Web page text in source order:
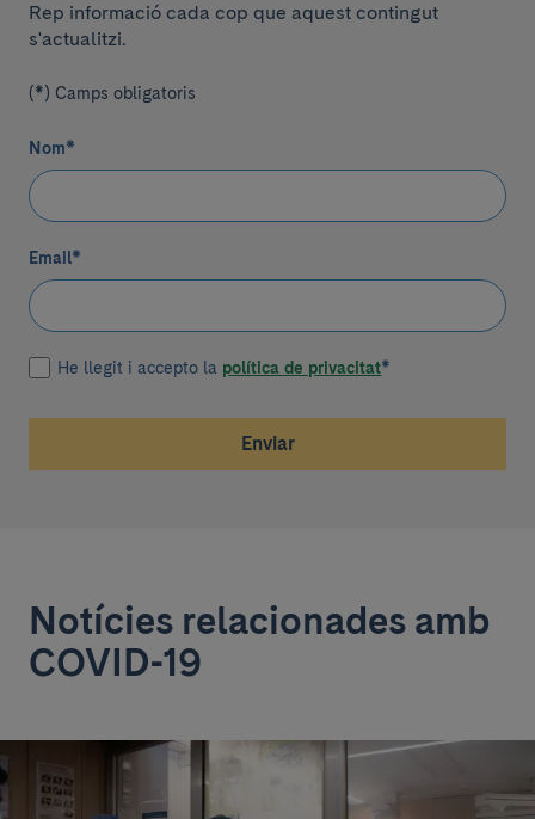
Rep informació cada cop que aquest contingut
s'actualitzi.
(*) Camps obligatoris
Nom*
Email*
He llegit i accepto la política de privacitat*
Enviar
Notícies relacionades amb
COVID-19